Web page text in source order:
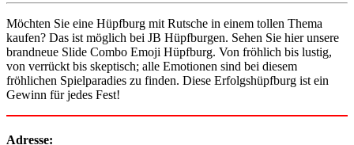
Möchten Sie eine Hüpfburg mit Rutsche in einem tollen Thema
kaufen? Das ist möglich bei JB Hüpfburgen. Sehen Sie hier unsere
brandneue Slide Combo Emoji Hüpfburg. Von fröhlich bis lustig,
von verrückt bis skeptisch; alle Emotionen sind bei diesem
fröhlichen Spielparadies zu finden. Diese Erfolgshüpfburg ist ein
Gewinn für jedes Fest!
Adresse: